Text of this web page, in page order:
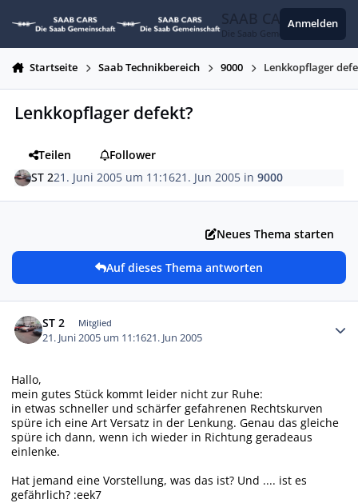
SAAB CARS
Die Saab Gemeinschaft
Anmelden
Startseite Saab Technikbereich 9000 Lenkkopflager
Lenkkopflager defekt?
Teilen
Follower
ST 221. Juni 2005 um 11:1621. Jun 2005 in9000
Neues Thema starten
Auf dieses Thema antworten
ST 2 Mitglied
21. Juni 2005 um 11:1621. Jun 2005
Hallo,
mein gutes Stück kommt leider nicht zur Ruhe:
in etwas schneller und schärfer gefahrenen Rechtskurven
spüre ich eine Art Versatz in der Lenkung. Genau das gleiche
spüre ich dann, wenn ich wieder in Richtung geradeaus
einlenke.
Hat jemand eine Vorstellung, was das ist? Und .... ist es
gefährlich? :eek7